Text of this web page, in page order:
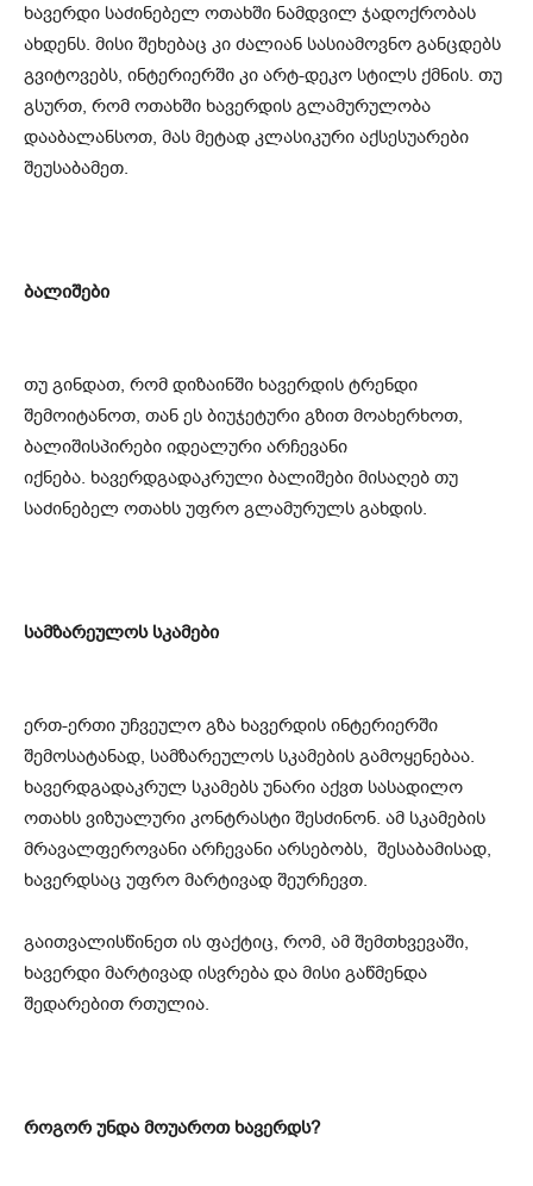
ხავერდი საძინებელ ოთახში ნამდვილ ჯადოქრობას
ახდენს. მისი შეხებაც კი ძალიან სასიამოვნო განცდებს
გვიტოვებს, ინტერიერში კი არტ-დეკო სტილს ქმნის. თუ
გსურთ, რომ ოთახში ხავერდის გლამურულობა
დააბალანსოთ, მას მეტად კლასიკური აქსესუარები
შეუსაბამეთ.
ბალიშები
თუ გინდათ, რომ დიზაინში ხავერდის ტრენდი
შემოიტანოთ, თან ეს ბიუჯეტური გზით მოახერხოთ,
ბალიშისპირები იდეალური არჩევანი
იქნება. ხავერდგადაკრული ბალიშები მისაღებ თუ
საძინებელ ოთახს უფრო გლამურულს გახდის.
სამზარეულოს სკამები
ერთ-ერთი უჩვეულო გზა ხავერდის ინტერიერში
შემოსატანად, სამზარეულოს სკამების გამოყენებაა.
ხავერდგადაკრულ სკამებს უნარი აქვთ სასადილო
ოთახს ვიზუალური კონტრასტი შესძინონ. ამ სკამების
მრავალფეროვანი არჩევანი არსებობს, შესაბამისად,
ხავერდსაც უფრო მარტივად შეურჩევთ.
გაითვალისწინეთ ის ფაქტიც, რომ, ამ შემთხვევაში,
ხავერდი მარტივად ისვრება და მისი გაწმენდა
შედარებით რთულია.
როგორ უნდა მოუაროთ ხავერდს?